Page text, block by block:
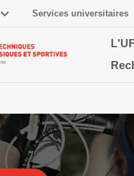
Services universitaires